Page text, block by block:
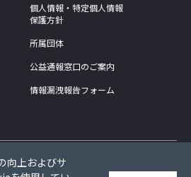
個人情報・特定個人情報
保護方針
所属団体
公益通報窓口のご案内
情報漏洩報告フォーム
向上およびサ